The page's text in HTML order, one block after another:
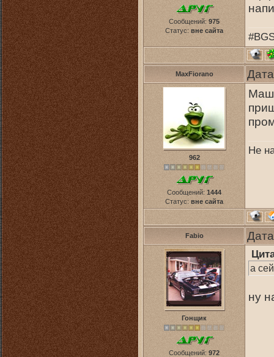
Сообщений: 975
Статус: вне сайта
MaxFiorano
962
Сообщений: 1444
Статус: вне сайта
Не
Fabio
Гонщик
Сообщений: 972
а
ну